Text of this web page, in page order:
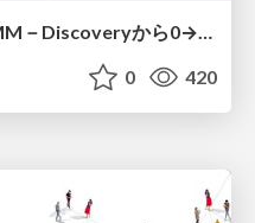
マルチプロダクト時代のPMM－Discoveryから0→1、Expansionまで フェーズで変わる期待役割とアサインの設計図
0 420